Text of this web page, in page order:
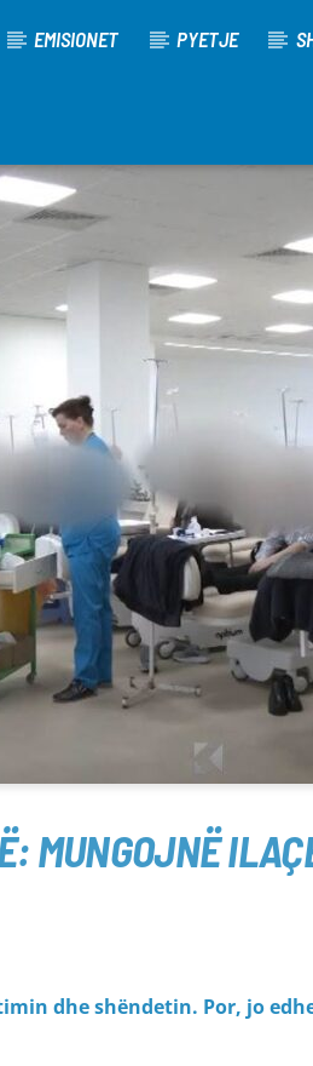
EMISIONET PYETJE
MUNGOJNË
dhe shëndetin. Por, jo